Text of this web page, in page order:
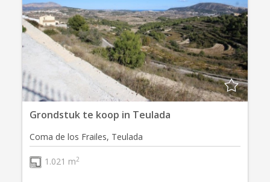
Grondstuk te koop in Teulada
Coma de los Frailes, Teulada
1.021 m2